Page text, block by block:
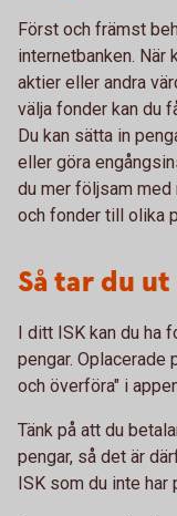
Först och främst
internetbanken. När
aktier eller andra
välja fonder kan du
Du kan sätta in
eller göra
du mer följsam
och fonder till olika
Så tar du
I ditt ISK kan du ha
pengar. Oplacerade
och överföra" i
Tänk på att du
pengar, så det är
ISK som du inte har